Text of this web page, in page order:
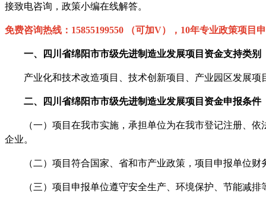
接致电咨询，政策小编在线解答。
免费咨询热线： 15855199550 （可加V），10年专业政策项目
一、 四川省绵阳市市级先进制造业发展项目资金支持类别
产业化和技术改造项目、技术创新项目、产业园区发展项
二、 四川省绵阳市市级先进制造业发展项目资金申报条件
（一）项目在我市实施，承担单位为在我市登记注册、依
企业。
（二）项目符合国家、省和市产业政策，项目申报单位财
（三）项目申报单位遵守安全生产、环境保护、节能减排